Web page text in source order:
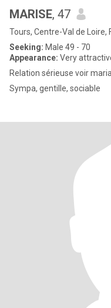
MARISE, 47
Tours, Centre-Val de Loire,
Seeking: Male 49 - 70
Appearance: Very
Relation sérieuse voir
Sympa, gentille, sociable